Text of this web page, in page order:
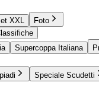
XXL
Foto
Supercoppa Italiana
Speciale Scudetti